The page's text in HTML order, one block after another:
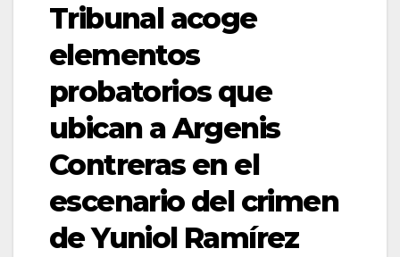
Tribunal acoge
elementos
probatorios que
ubican a Argenis
Contreras en el
escenario del crimen
de Yuniol Ramírez